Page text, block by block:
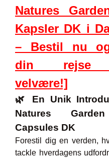
Natures
Kapsler DK i
– Bestil nu
din rejse
velvære!]
🌿 En Unik
Natures
Capsules DK
Forestil dig en verden,
tackle hverdagens